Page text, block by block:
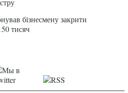
бізнесмену закрити
тисяч